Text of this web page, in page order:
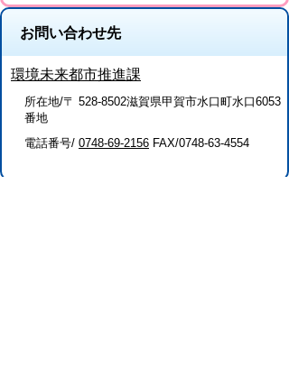
お問い合わせ先
環境未来都市推進課
所在地/〒 528-8502滋賀県甲賀市水口町水口6053
番地
電話番号/ 0748-69-2156 FAX/0748-63-4554